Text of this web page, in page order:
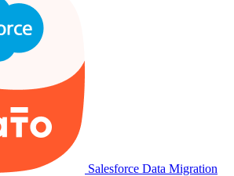
Salesforce Data Migration